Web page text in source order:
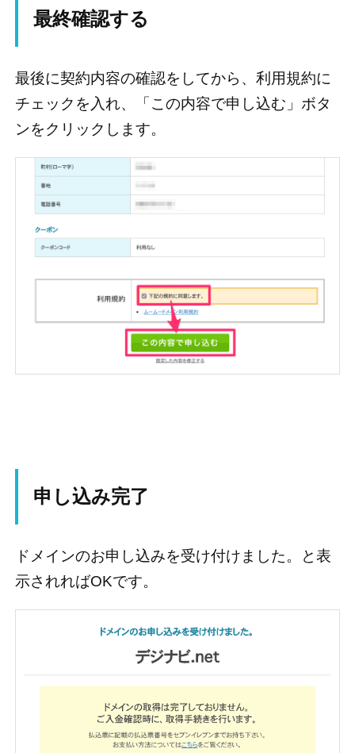
最終確認する
最後に契約内容の確認をしてから、利用規約に
チェックを入れ、「この内容で申し込む」ボタ
ンをクリックします。
申し込み完了
ドメインのお申し込みを受け付けました。と表
示されればOKです。